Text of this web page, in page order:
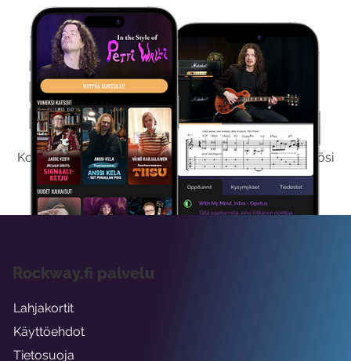
Kokeile Ilmaiseksi
Kokeilemalla ilmaiseksi saat koko sisältömme käyttöösi
viikon ajaksi.
Rockway.fi palvelu
Lahjakortit
Käyttöehdot
Tietosuoja